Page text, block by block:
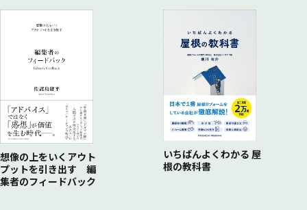
／
BtoB、BtoCに変化する
FCに加盟する／代理権を取得する／日本の総代理店から始め
「ノウハウを買う」のも多角化の近道／コラボレーションする
／
経営者向け研修会社とコラボレーション／
コラボレーション成功の秘訣は「主導権を握る」こと／
地元で「多角化研究会」を主催してみよう
業績管理を幹部に任せる／業績はスピーディーにチェック！／
事業部別に営業利益を管理する／管理指標の推移管理
成果分配システム／基準を設定する／トップのさじ加減は厳禁
人事評価も幹部に任せる
会議・報告システムを整える
タイムリーな業務報告が欠かせない／
管理職以上は報告を共有する／会議の運営も幹部に任せていく
「委員会」が多角化人材を育てる
委員会が経営意識を育てる／人材育成も社員が自ら行う／
「委員会」がグループの一体化を生む／
新卒を即戦力に鍛える「フレッシャーズキャンプ」／
大勢の人の前で話す機会が新人を育てる／
新卒社員が新規事業計画を策定！／「教える」ことで成長して
いく／
社長と新人のコミュニケーションの場をつくる
丸投げが幹部を育てる！
イヤなこと、難しいことをさせる／幹部も研修に巻き込む／
会議で最初に答えを言わない／去る者は追わない
グループ横断型組織をつくる／グループキックオフを実施する
ブランディングにこだわる
目的や相手に合わせてアピールできる／
ビジョンやミッションを明確にする
多角化を楽しむ「社風」を育てよう
明るく前向きな社風をつくろう／
ビジネスも人生も楽しめばうまくいく／社風が業績を伸ばす／
職場でハイタッチをしてみよう
想像の上をいくアウト
プットを引き出す 編
集者のフィードバック
いちばんよくわかる 屋
根の教科書